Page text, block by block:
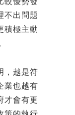
較優勢發
不出問題
積極主動
，越是符
業也越有
才會有更